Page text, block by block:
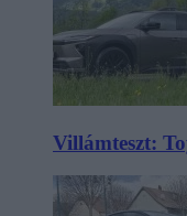
Villámteszt: